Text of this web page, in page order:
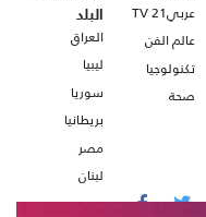
عربي21 TV
عالم الفن
تكنولوجيا
صحة
البلد
العراق
ليبيا
سوريا
بريطانيا
مصر
لبنان